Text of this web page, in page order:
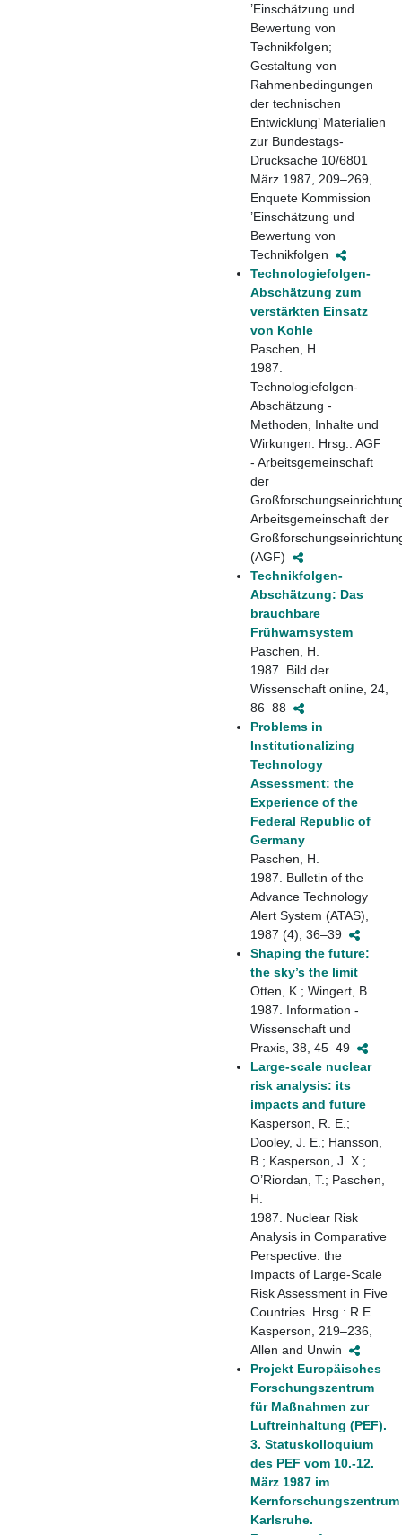
’Einschätzung und
Bewertung von
Technikfolgen;
Gestaltung von
Rahmenbedingungen
der technischen
Entwicklung’ Materialien
zur Bundestags-
Drucksache 10/6801
März 1987, 209–269,
Enquete Kommission
’Einschätzung und
Bewertung von
Technikfolgen
Technologiefolgen-
Abschätzung zum
verstärkten Einsatz
von Kohle
Paschen, H.
1987.
Technologiefolgen-
Abschätzung -
Methoden, Inhalte und
Wirkungen. Hrsg.: AGF
- Arbeitsgemeinschaft
der
Arbeitsgemeinschaft der
(AGF)
Technikfolgen-
Abschätzung: Das
brauchbare
Frühwarnsystem
Paschen, H.
1987. Bild der
Wissenschaft online, 24,
86–88
Problems in
Institutionalizing
Technology
Assessment: the
Experience of the
Federal Republic of
Germany
Paschen, H.
1987. Bulletin of the
Advance Technology
Alert System (ATAS),
1987 (4), 36–39
Shaping the future:
the sky’s the limit
Otten, K.; Wingert, B.
1987. Information -
Wissenschaft und
Praxis, 38, 45–49
Large-scale nuclear
risk analysis: its
impacts and future
Kasperson, R. E.;
Dooley, J. E.; Hansson,
B.; Kasperson, J. X.;
O’Riordan, T.; Paschen,
H.
1987. Nuclear Risk
Analysis in Comparative
Perspective: the
Impacts of Large-Scale
Risk Assessment in Five
Countries. Hrsg.: R.E.
Kasperson, 219–236,
Allen and Unwin
Projekt Europäisches
Forschungszentrum
für Maßnahmen zur
Luftreinhaltung (PEF).
3. Statuskolloquium
des PEF vom 10.-12.
März 1987 im
Kernforschungszentrum
Karlsruhe.